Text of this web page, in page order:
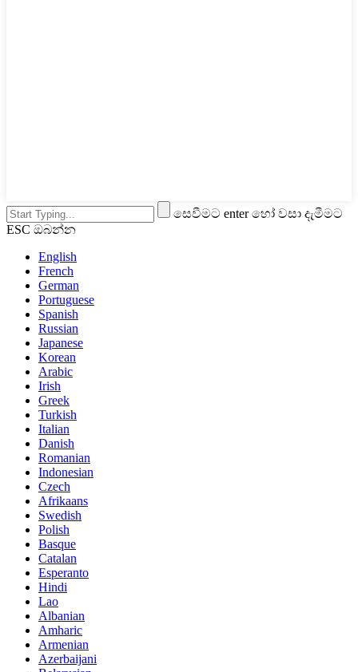
සෙවීමට enter හෝ වසා දැමීමට
ESC ඔබන්න
English
French
German
Portuguese
Spanish
Russian
Japanese
Korean
Arabic
Irish
Greek
Turkish
Italian
Danish
Romanian
Indonesian
Czech
Afrikaans
Swedish
Polish
Basque
Catalan
Esperanto
Hindi
Lao
Albanian
Amharic
Armenian
Azerbaijani